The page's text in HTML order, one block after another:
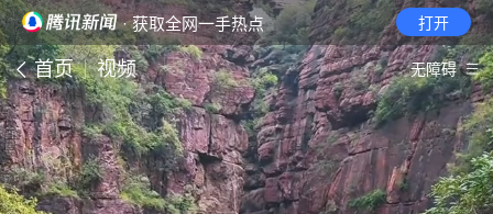
· 获取全网一手热点 打开
首页 视频 无障碍